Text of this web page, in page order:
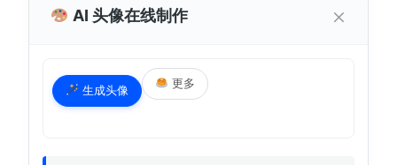
AI 头像在线制作 ×
生成头像
更多